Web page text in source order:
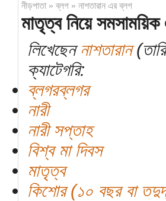
নীড়পাতা»ব্লগ» নাশতারান এর ব্লগ
মাতৃত্ব নিয়ে
লিখেছেননাশতারান
ক্যাটেগরি:
ব্লগরব্লগর
নারী
নারী সপ্তাহ
বিশ্ব মা দিবস
মাতৃত্ব
কিশোর (১০ বছর বা